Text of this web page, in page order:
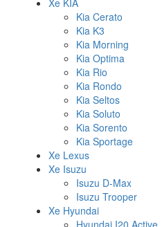
Xe KIA
Kia Cerato
Kia K3
Kia Morning
Kia Optima
Kia Rio
Kia Rondo
Kia Seltos
Kia Soluto
Kia Sorento
Kia Sportage
Xe Lexus
Xe Isuzu
Isuzu D-Max
Isuzu Trooper
Xe Hyundai